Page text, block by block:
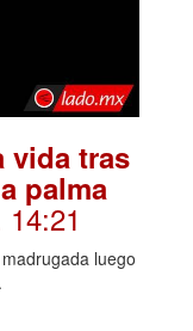
vida tras
palma
14:21
luego